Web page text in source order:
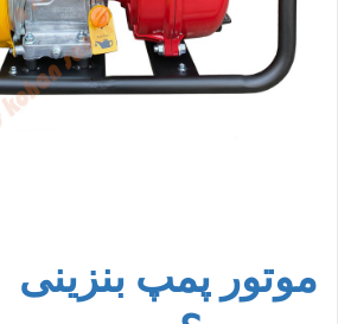
موتور پمپ بنزینی